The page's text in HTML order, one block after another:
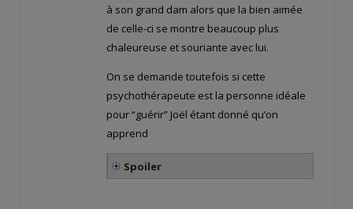
à son grand dam alors que la bien aimée
de celle-ci se montre beaucoup plus
chaleureuse et souriante avec lui.
On se demande toutefois si cette
psychothérapeute est la personne idéale
pour “guérir” Joël étant donné qu’on
apprend
Spoiler